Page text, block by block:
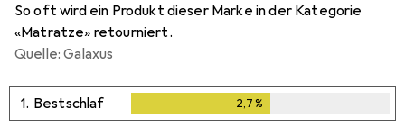
So oft wird ein Produkt dieser Marke in der Kategorie
«Matratze» retourniert.
Quelle: Galaxus
1. Bestschlaf 2,7%